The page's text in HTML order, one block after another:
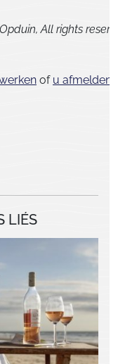
All rights
of u afmelden
LIÉS